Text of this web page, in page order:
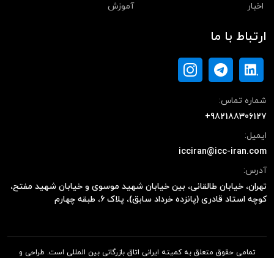
اخبار
آموزش
ارتباط با ما
شماره تماس:
+982188306127
ایمیل:
icciran@icc-iran.com
آدرس:
تهران، خیابان طالقانی، بین خیابان شهید موسوی و خیابان شهید مفتح،
کوچه استاد قادری (پانزده خرداد سابق)، پلاک ۶، طبقه چهارم
تمامی حقوق متعلق به کمیته ایرانی اتاق بازرگانی بین المللی است. طراحی و